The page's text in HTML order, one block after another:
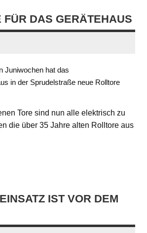
FÜR DAS GERÄTEHAUS
Juniwochen hat das
in der Sprudelstraße neue Rolltore
Tore sind nun alle elektrisch zu
die über 35 Jahre alten Rolltore aus
IST VOR DEM